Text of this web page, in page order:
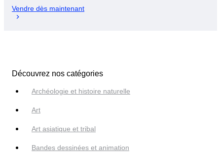
Vendre dès maintenant
Découvrez nos catégories
Archéologie et histoire naturelle
Art
Art asiatique et tribal
Bandes dessinées et animation